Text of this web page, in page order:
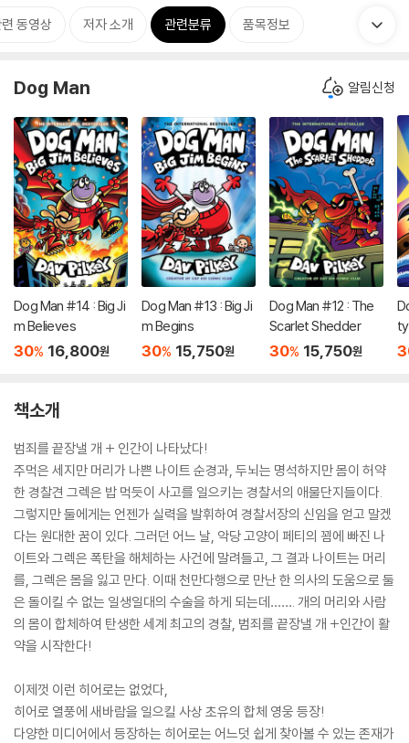
동영상 저자 소개 관련분류 품목정보
Dog Man 알림신청
Dog Man #14 : Big Ji
m Believes
30% 16,800원
Dog Man #13 : Big Ji
m Begins
30% 15,750원
Dog Man #12 : The
Scarlet Shedder
30% 15,750원
책소개
범죄를 끝장낼 개 + 인간이 나타났다!
주먹은 세지만 머리가 나쁜 나이트 순경과, 두뇌는 명석하지만 몸이 허약
한 경찰견 그렉은 밥 먹듯이 사고를 일으키는 경찰서의 애물단지들이다.
그렇지만 둘에게는 언젠가 실력을 발휘하여 경찰서장의 신임을 얻고 말겠
다는 원대한 꿈이 있다. 그러던 어느 날, 악당 고양이 페티의 꾐에 빠진 나
이트와 그렉은 폭탄을 해체하는 사건에 말려들고, 그 결과 나이트는 머리
를, 그렉은 몸을 잃고 만다. 이때 천만다행으로 만난 한 의사의 도움으로 둘
은 돌이킬 수 없는 일생일대의 수술을 하게 되는데……. 개의 머리와 사람
의 몸이 합체하여 탄생한 세계 최고의 경찰, 범죄를 끝장낼 개 +인간이 활
약을 시작한다!
이제껏 이런 히어로는 없었다,
히어로 열풍에 새바람을 일으킬 사상 초유의 합체 영웅 등장!
다양한 미디어에서 등장하는 히어로는 어느덧 쉽게 찾아볼 수 있는 존재가